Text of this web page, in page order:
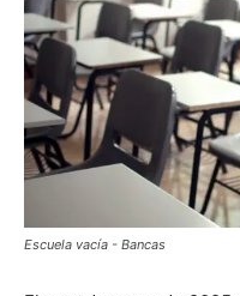
Escuela vacía - Bancas